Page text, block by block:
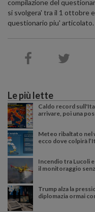
compilazione del
si svolgera' tra il 1 ottobre
questionario piu' articolato.
Le più lette
Caldo record
arrivare, poi una
Meteo ribaltato nel
ecco dove colpirà
Incendio tra Lucoli
il monitoraggio
Trump alza la
diplomazia ormai